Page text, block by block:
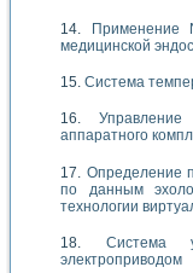
Применение
медицинской
Система
аппаратного
Определение
по данным
технологии
Система
электроприводом